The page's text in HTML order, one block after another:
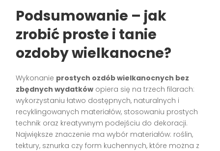
Podsumowanie – jak
zrobić proste i tanie
ozdoby wielkanocne?
Wykonanie prostych ozdób wielkanocnych bez
zbędnych wydatków opiera się na trzech filarach:
wykorzystaniu łatwo dostępnych, naturalnych i
recyklingowanych materiałów, stosowaniu prostych
technik oraz kreatywnym podejściu do dekoracji.
Największe znaczenie ma wybór materiałów: roślin,
tektury, sznurka czy form kuchennych, które można z